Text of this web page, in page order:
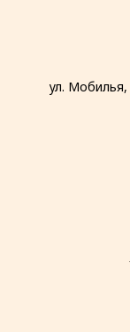
ул. Мобилья,